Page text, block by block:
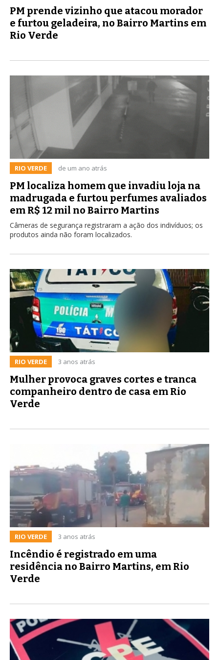
PM prende vizinho que atacou morador
e furtou geladeira, no Bairro Martins em
Rio Verde
RIO VERDE de um ano atrás
PM localiza homem que invadiu loja na
madrugada e furtou perfumes avaliados
em R$ 12 mil no Bairro Martins
Câmeras de segurança registraram a ação dos indivíduos; os
produtos ainda não foram localizados.
RIO VERDE 3 anos atrás
Mulher provoca graves cortes e tranca
companheiro dentro de casa em Rio
Verde
RIO VERDE 3 anos atrás
Incêndio é registrado em uma
residência no Bairro Martins, em Rio
Verde